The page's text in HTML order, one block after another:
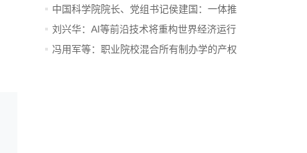
中国科学院院长、党组书记侯建国：一体推
进...
刘兴华：AI等前沿技术将重构世界经济运行
底...
冯用军等：职业院校混合所有制办学的产权